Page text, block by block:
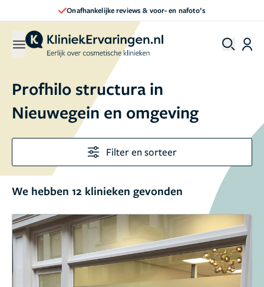
Direct een afspraak maken
Profhilo structura in
Nieuwegein en omgeving
Filter en sorteer
We hebben 12 klinieken gevonden